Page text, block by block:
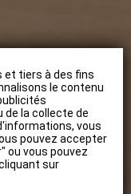
et tiers à des fins
le contenu
de la collecte de
vous
pouvez accepter
ou vous pouvez
sur